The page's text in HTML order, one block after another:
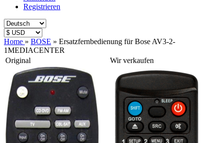
Registrieren
Home » BOSE » Ersatzfernbedienung für Bose AV3-2-
1MEDIACENTER
Original
Wir verkaufen